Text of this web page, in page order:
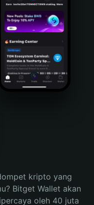
kripto yang
Bitget Wallet akan
oleh 40 juta